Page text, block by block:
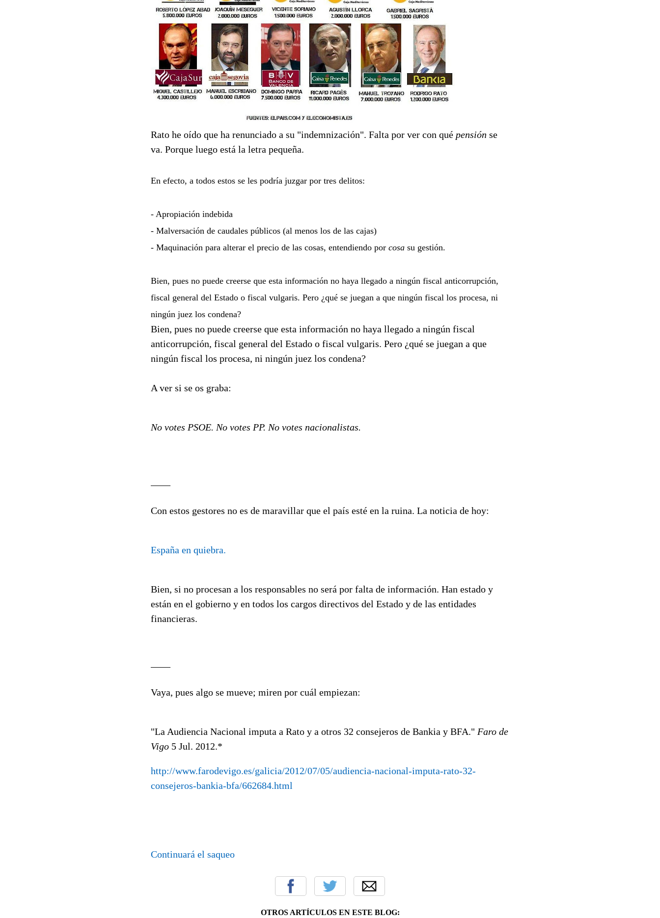
Rato he oído que ha renunciado a su "indemnización". Falta por ver con qué pensión se
va. Porque luego está la letra pequeña.
En efecto, a todos estos se les podría juzgar por tres delitos:
- Apropiación indebida
- Malversación de caudales públicos (al menos los de las cajas)
- Maquinación para alterar el precio de las cosas, entendiendo por cosa su gestión.
Bien, pues no puede creerse que esta información no haya llegado a ningún fiscal anticorrupción,
fiscal general del Estado o fiscal vulgaris. Pero ¿qué se juegan a que ningún fiscal los procesa, ni
ningún juez los condena?
Bien, pues no puede creerse que esta información no haya llegado a ningún fiscal
anticorrupción, fiscal general del Estado o fiscal vulgaris. Pero ¿qué se juegan a que
ningún fiscal los procesa, ni ningún juez los condena?
A ver si se os graba:
No votes PSOE. No votes PP. No votes nacionalistas.
Con estos gestores no es de maravillar que el país esté en la ruina. La noticia de hoy:
España en quiebra.
Bien, si no procesan a los responsables no será por falta de información. Han estado y
están en el gobierno y en todos los cargos directivos del Estado y de las entidades
financieras.
Vaya, pues algo se mueve; miren por cuál empiezan:
"La Audiencia Nacional imputa a Rato y a otros 32 consejeros de Bankia y BFA." Faro de
Vigo 5 Jul. 2012.*
http://www.farodevigo.es/galicia/2012/07/05/audiencia-nacional-imputa-rato-32-
consejeros-bankia-bfa/662684.html
Continuará el saqueo
OTROS ARTÍCULOS EN ESTE BLOG: